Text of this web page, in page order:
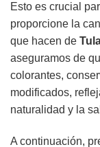
Esto es crucial
proporcione la
que hacen de
aseguramos de
colorantes,
modificados,
naturalidad y la
A continuación,